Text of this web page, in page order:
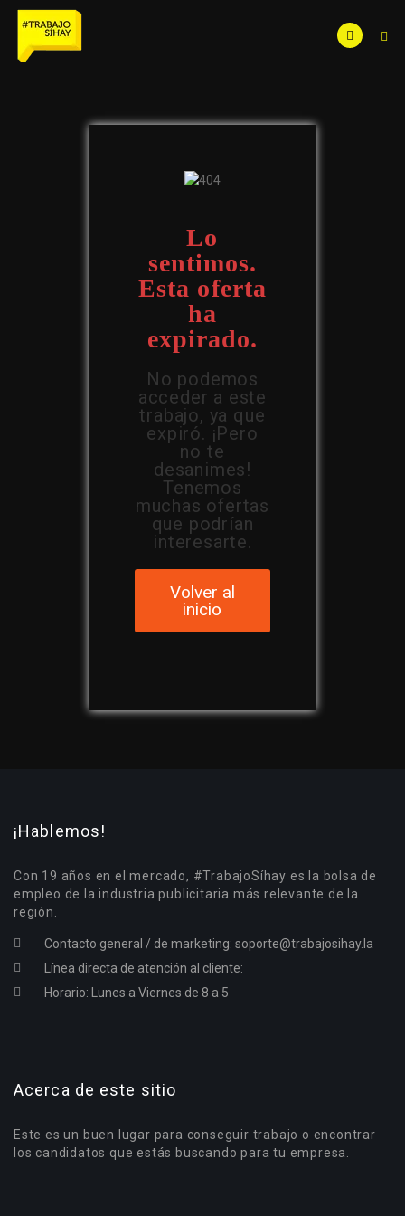
Lo
sentimos.
Esta oferta
ha
expirado.
No podemos
acceder a este
trabajo, ya que
expiró. ¡Pero
no te
desanimes!
Tenemos
muchas ofertas
que podrían
interesarte.
Volver al
inicio
¡Hablemos!
Con 19 años en el mercado, #TrabajoSíhay es la bolsa de
empleo de la industria publicitaria más relevante de la
región.
Contacto general / de marketing: soporte@trabajosihay.la
Línea directa de atención al cliente:
Horario: Lunes a Viernes de 8 a 5
Acerca de este sitio
Este es un buen lugar para conseguir trabajo o encontrar
los candidatos que estás buscando para tu empresa.